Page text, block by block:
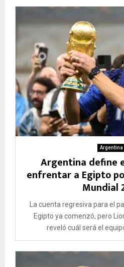
Argentina
Argentina define
enfrentar a Egipto
Mundial
La cuenta regresiva para el
Egipto ya comenzó, pero
reveló cuál será el